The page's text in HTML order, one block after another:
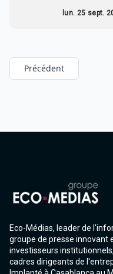
lun. 25 sept.
Précédent
Eco-Médias, leader de
groupe de presse innovant
investisseurs
cadres dirigeants de